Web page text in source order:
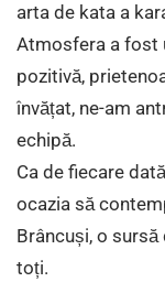
arta de kata a
Atmosfera a fost
pozitivă,
învățat, ne-am
echipă.
Ca de fiecare
ocazia să
Brâncuși, o
toți.